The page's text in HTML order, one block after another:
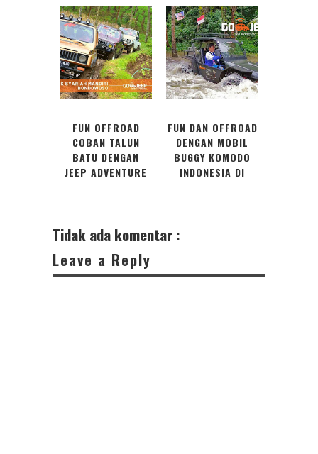
LUMPUR TERJANG
PAKAI JEEP 4X4
DAN LAND ROVER
MERAPI
FUN OFFROAD
COBAN TALUN
BATU DENGAN
JEEP ADVENTURE
FUN DAN OFFROAD
DENGAN MOBIL
BUGGY KOMODO
INDONESIA DI
Tidak ada komentar :
Leave a Reply